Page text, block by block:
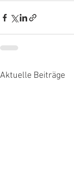
Aktuelle Beiträge